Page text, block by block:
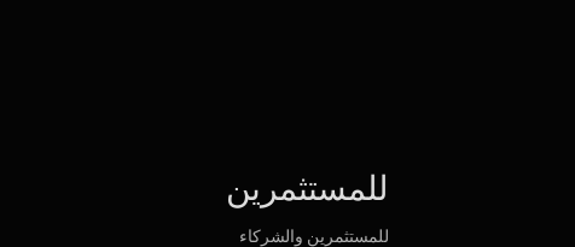
للمستثمرين والشركاء
للمستثمرين